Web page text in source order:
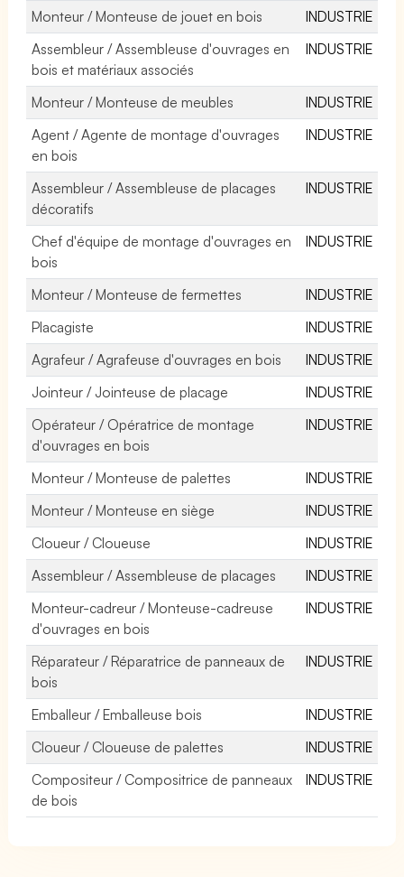
Monteur / Monteuse de jouet en bois
INDUSTRIE
Assembleur / Assembleuse d'ouvrages en
bois et matériaux associés
INDUSTRIE
Monteur / Monteuse de meubles
INDUSTRIE
Agent / Agente de montage d'ouvrages
en bois
INDUSTRIE
Assembleur / Assembleuse de placages
décoratifs
INDUSTRIE
Chef d'équipe de montage d'ouvrages en
bois
INDUSTRIE
Monteur / Monteuse de fermettes
INDUSTRIE
Placagiste
INDUSTRIE
Agrafeur / Agrafeuse d'ouvrages en bois
INDUSTRIE
Jointeur / Jointeuse de placage
INDUSTRIE
Opérateur / Opératrice de montage
d'ouvrages en bois
INDUSTRIE
Monteur / Monteuse de palettes
INDUSTRIE
Monteur / Monteuse en siège
INDUSTRIE
Cloueur / Cloueuse
INDUSTRIE
Assembleur / Assembleuse de placages
INDUSTRIE
Monteur-cadreur / Monteuse-cadreuse
d'ouvrages en bois
INDUSTRIE
Réparateur / Réparatrice de panneaux de
bois
INDUSTRIE
Emballeur / Emballeuse bois
INDUSTRIE
Cloueur / Cloueuse de palettes
INDUSTRIE
Compositeur / Compositrice de panneaux
de bois
INDUSTRIE